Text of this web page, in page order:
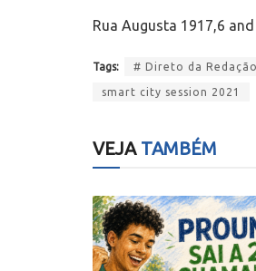
Rua Augusta 1917,6 and
Tags: # Direto da
smart city session 2021
VEJATAMBÉM